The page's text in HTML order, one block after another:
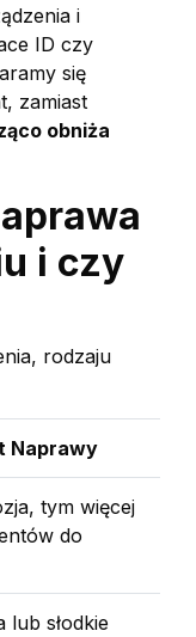
i
ID czy
się
zamiast
obniża
i czy
rodzaju
Naprawy
tym więcej
do
lub słodkie